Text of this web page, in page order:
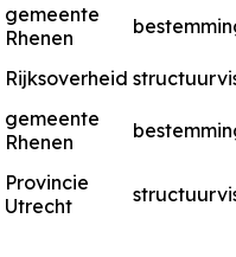
gemeente
Rhenen
Rijksoverheid
gemeente
Rhenen
Provincie
Utrecht